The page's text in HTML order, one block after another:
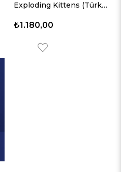
Exploding Kittens (Türkçe)
₺1.180,00